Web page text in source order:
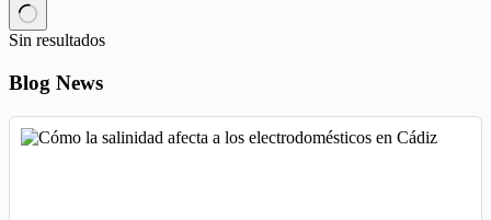
Sin resultados
Blog News